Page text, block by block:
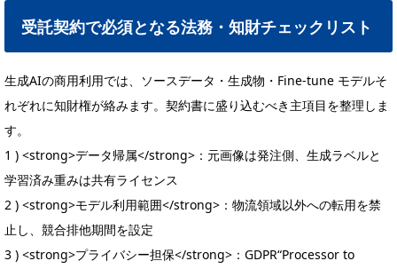
受託契約で必須となる法務・知財チェックリスト
生成AIの商用利用では、ソースデータ・生成物・Fine-tune モデルそ
れぞれに知財権が絡みます。契約書に盛り込むべき主項目を整理しま
す。
1 ) <strong>データ帰属</strong>：元画像は発注側、生成ラベルと
学習済み重みは共有ライセンス
2 ) <strong>モデル利用範囲</strong>：物流領域以外への転用を禁
止し、競合排他期間を設定
3 ) <strong>プライバシー担保</strong>：GDPR“Processor to